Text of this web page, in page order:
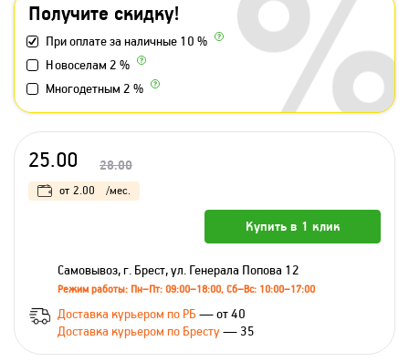
Получите скидку!
При оплате за наличные 10 %
Новоселам 2 %
Многодетным 2 %
25.00 28.00
от 2.00 /мес.
Купить в 1 клик
Самовывоз, г. Брест, ул. Генерала Попова 12
Режим работы: Пн–Пт: 09:00–18:00, Сб–Вс: 10:00–17:00
Доставка курьером по РБ — от 40
Доставка курьером по Бресту— 35